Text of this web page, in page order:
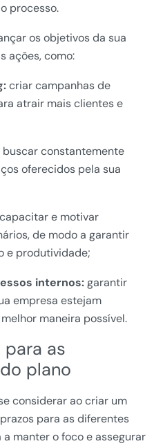
processo.
os objetivos da sua
ações, como:
criar campanhas de
atrair mais clientes e
buscar constantemente
oferecidos pela sua
capacitar e motivar
de modo a garantir
e produtividade;
internos:garantir
empresa estejam
maneira possível.
para as
plano
considerar ao criar um
para as diferentes
manter o foco e assegurar